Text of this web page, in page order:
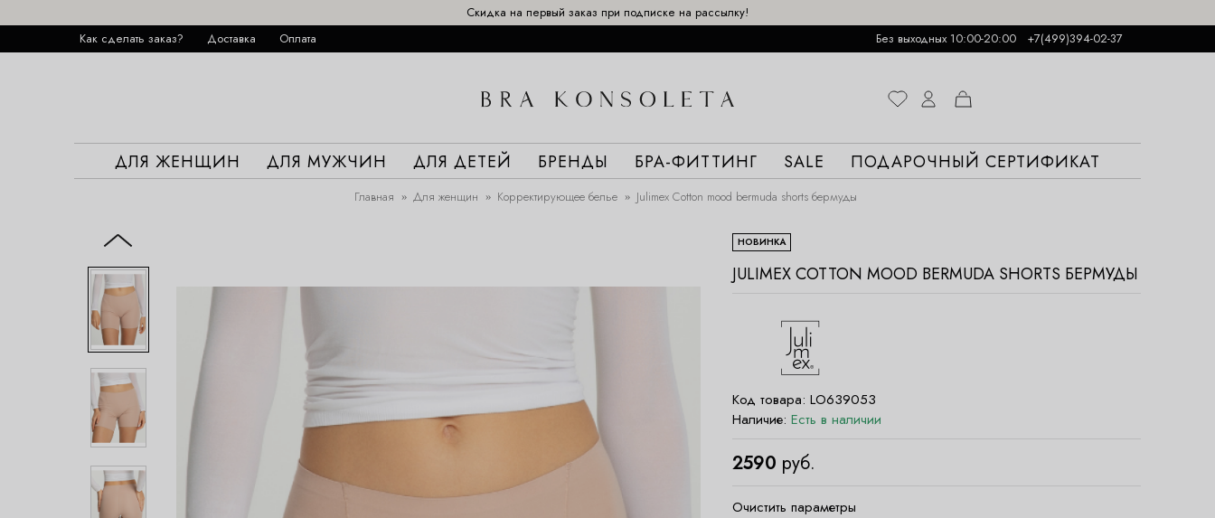
Скидка на первый заказ при подписке на рассылку!
Как сделать заказ?
Доставка Оплата Без выходных 10:00-20:00 +7(499)394-02-37
ДЛЯ ЖЕНЩИН ДЛЯ МУЖЧИН ДЛЯ ДЕТЕЙ БРЕНДЫ БРА-ФИТТИНГ SALE ПОДАРОЧНЫЙ СЕРТИФИКАТ
Главная Для женщин Корректирующее белье Julimex Cotton mood bermuda shorts бермуды
НОВИНКА
JULIMEX COTTON MOOD BERMUDA SHORTS БЕРМУДЫ
Код товара: LO639053
Наличие: Есть в наличии
2590 руб.
Очистить параметры